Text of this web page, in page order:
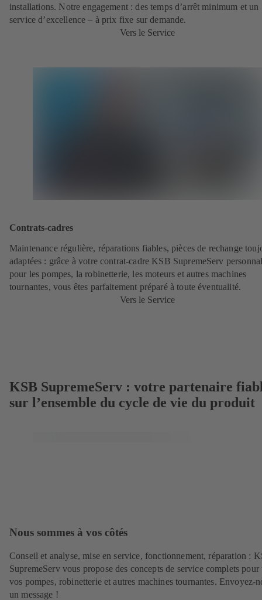
installations. Notre engagement : des temps d’arrêt minimum et un
service d’excellence – à prix fixe sur demande.
Vers le Service
Contrats-cadres
Maintenance régulière, réparations fiables, pièces de rechange
adaptées : grâce à votre contrat-cadre KSB SupremeServ
pour les pompes, la robinetterie, les moteurs et autres machines
tournantes, vous êtes parfaitement préparé à toute éventualité.
Vers le Service
KSB SupremeServ : votre partenaire
sur l’ensemble du cycle de vie du produit
Nous sommes à vos côtés
Conseil et analyse, mise en service, fonctionnement, réparation :
SupremeServ vous propose des concepts de service complets pour
vos pompes, robinetterie et autres machines tournantes. Envoyez-
un message !